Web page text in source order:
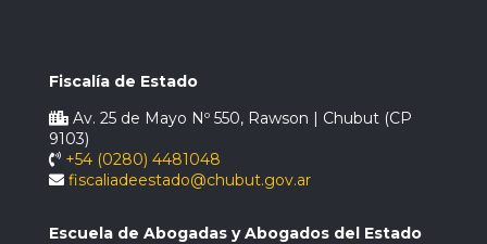
Fiscalía de Estado
Av. 25 de Mayo Nº 550, Rawson | Chubut (CP
9103)
+54 (0280) 4481048
fiscaliadeestado@chubut.gov.ar
Escuela de Abogadas y Abogados del Estado